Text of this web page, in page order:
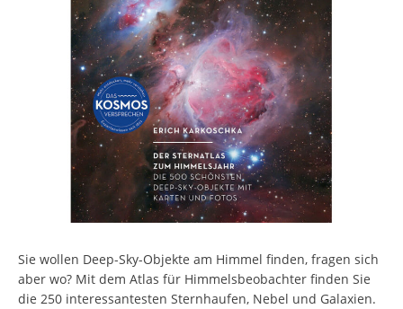
Sie wollen Deep-Sky-Objekte am Himmel finden, fragen sich
aber wo? Mit dem Atlas für Himmelsbeobachter finden Sie
die 250 interessantesten Sternhaufen, Nebel und Galaxien.